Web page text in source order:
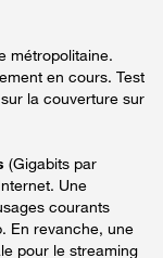
métropolitaine.
en cours. Test
la couverture sur
(Gigabits par
Une
courants
En revanche, une
pour le streaming